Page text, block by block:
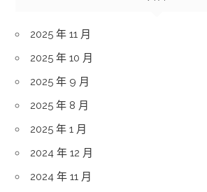
2025 年 11 月
2025 年 10 月
2025 年 9 月
2025 年 8 月
2025 年 1 月
2024 年 12 月
2024 年 11 月